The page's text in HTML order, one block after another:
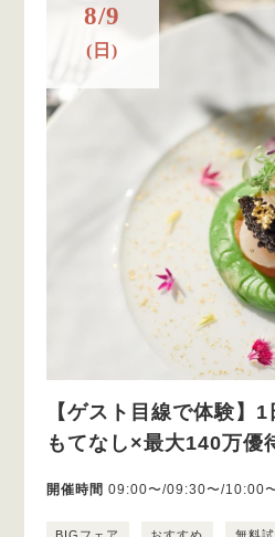
8/9
(日)
【ゲスト目線で体験】
もてなし×最大140万優
開催時間 09:00〜/09:30〜/10:00